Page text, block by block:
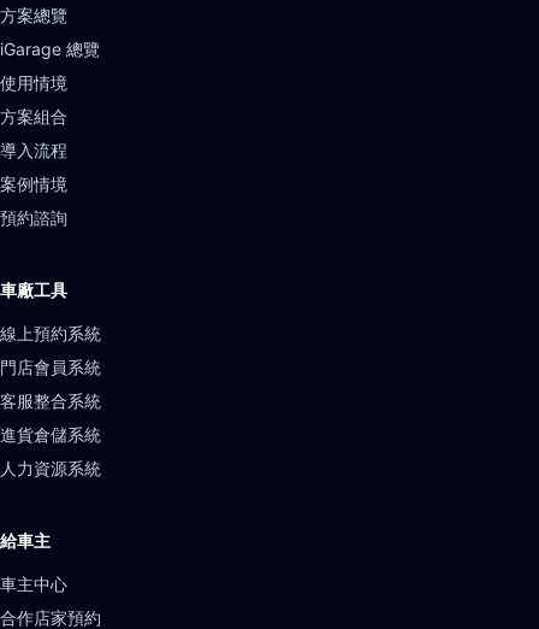
方案總覽
iGarage 總覽
使用情境
方案組合
導入流程
案例情境
預約諮詢
車廠工具
線上預約系統
門店會員系統
客服整合系統
進貨倉儲系統
人力資源系統
給車主
車主中心
合作店家預約